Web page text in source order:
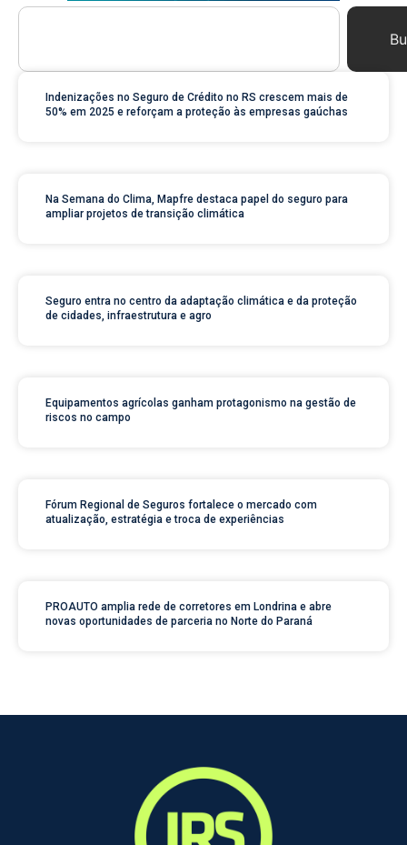
Indenizações no Seguro de Crédito no RS crescem mais de
50% em 2025 e reforçam a proteção às empresas gaúchas
Na Semana do Clima, Mapfre destaca papel do seguro para
ampliar projetos de transição climática
Seguro entra no centro da adaptação climática e da proteção
de cidades, infraestrutura e agro
Equipamentos agrícolas ganham protagonismo na gestão de
riscos no campo
Fórum Regional de Seguros fortalece o mercado com
atualização, estratégia e troca de experiências
PROAUTO amplia rede de corretores em Londrina e abre
novas oportunidades de parceria no Norte do Paraná